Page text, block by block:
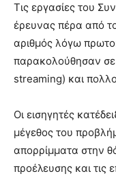
Τις εργασίες του
έρευνας πέρα από
αριθμός λόγω
παρακολούθησαν
streaming) και
Οι εισηγητές
μέγεθος του
απορρίμματα στην
προέλευσης και τις